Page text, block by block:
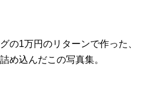
の1万円のリターンで作った、
め込んだこの写真集。